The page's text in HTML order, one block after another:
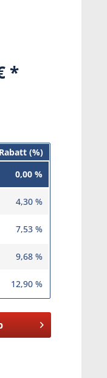
Rabatt (%)
0,00 %
4,30 %
7,53 %
9,68 %
12,90 %